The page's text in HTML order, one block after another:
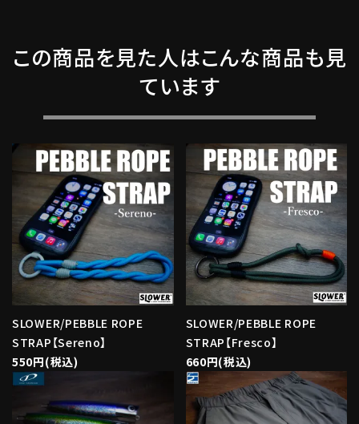
この商品を見た人はこんな商品も見
ています
SLOWER/PEBBLE ROPE
STRAP【Sereno】
550円(税込)
SLOWER/PEBBLE ROPE
STRAP【Fresco】
660円(税込)